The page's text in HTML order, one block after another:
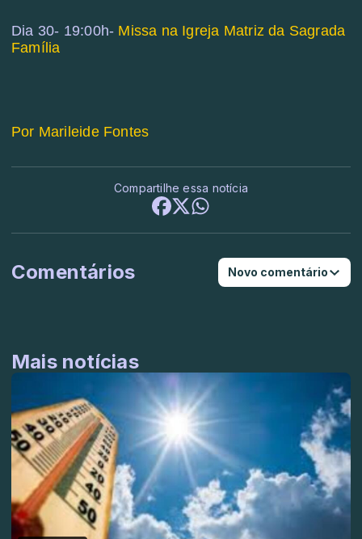
Dia 30- 19:00h- Missa na Igreja Matriz da Sagrada
Família
Por Marileide Fontes
Compartilhe essa notícia
Comentários Novo comentário
Mais notícias